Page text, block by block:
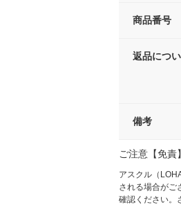
商品番号
返品につ
備考
ご注意【免責】
アスクル（
される場合がご
確認ください。